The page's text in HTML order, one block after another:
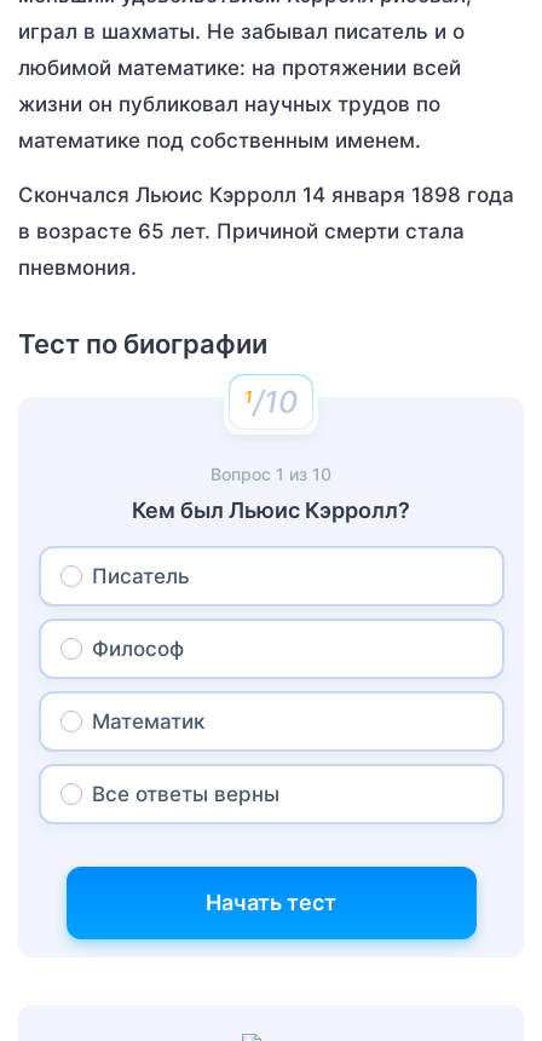
играл в шахматы. Не забывал писатель и о
любимой математике: на протяжении всей
жизни он публиковал научных трудов по
математике под собственным именем.
Скончался Льюис Кэрролл 14 января 1898 года
в возрасте 65 лет. Причиной смерти стала
пневмония.
Тест по биографии
/10
Вопрос 1 из 10
Кем был Льюис Кэрролл?
Писатель
Философ
Математик
Все ответы верны
Начать тест